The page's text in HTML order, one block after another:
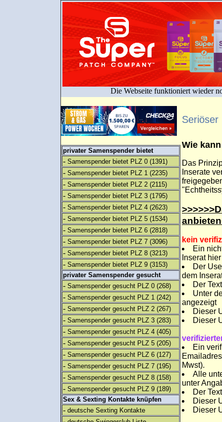
Die Webseite funktioniert wieder
privater Samenspender bietet
- Samenspender bietet PLZ 0 (1391)
- Samenspender bietet PLZ 1 (2235)
- Samenspender bietet PLZ 2 (2115)
- Samenspender bietet PLZ 3 (1795)
- Samenspender bietet PLZ 4 (2623)
- Samenspender bietet PLZ 5 (1534)
- Samenspender bietet PLZ 6 (2818)
- Samenspender bietet PLZ 7 (3096)
- Samenspender bietet PLZ 8 (3213)
- Samenspender bietet PLZ 9 (3153)
privater Samenspender gesucht
- Samenspender gesucht PLZ 0 (268)
- Samenspender gesucht PLZ 1 (242)
- Samenspender gesucht PLZ 2 (267)
- Samenspender gesucht PLZ 3 (283)
- Samenspender gesucht PLZ 4 (405)
- Samenspender gesucht PLZ 5 (205)
- Samenspender gesucht PLZ 6 (127)
- Samenspender gesucht PLZ 7 (195)
- Samenspender gesucht PLZ 8 (158)
- Samenspender gesucht PLZ 9 (189)
Sex & Sexting Kontakte knüpfen
- deutsche Sexting Kontakte
Seriöser
Wie
Das
Inserate
kein
Ein
Inserat
Der
dem
Der
Unter
angezeigt
Dieser
Dieser
Ein
Mwst).
Alle
unter
Der
Dieser
Dieser